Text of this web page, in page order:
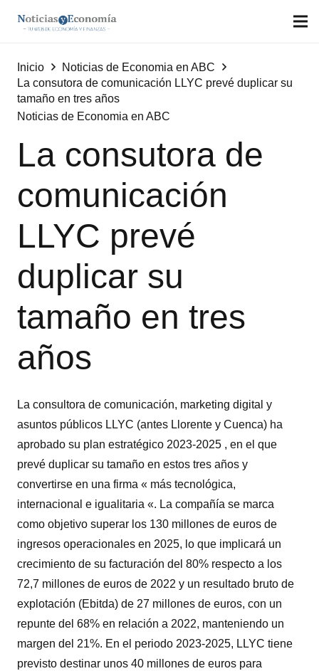
Inicio
Noticias de Economia en ABC
La consutora de comunicación LLYC prevé duplicar su
tamaño en tres años
Noticias de Economia en ABC
La consutora de
comunicación
LLYC prevé
duplicar su
tamaño en tres
años
La consultora de comunicación, marketing digital y
asuntos públicos LLYC (antes Llorente y Cuenca) ha
aprobado su plan estratégico 2023-2025 , en el que
prevé duplicar su tamaño en estos tres años y
convertirse en una firma « más tecnológica,
internacional e igualitaria «. La compañía se marca
como objetivo superar los 130 millones de euros de
ingresos operacionales en 2025, lo que implicará un
crecimiento de su facturación del 80% respecto a los
72,7 millones de euros de 2022 y un resultado bruto de
explotación (Ebitda) de 27 millones de euros, con un
repunte del 68% en relación a 2022, manteniendo un
margen del 21%. En el periodo 2023-2025, LLYC tiene
previsto destinar unos 40 millones de euros para